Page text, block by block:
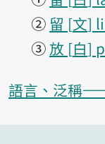
② 留 文
③ 放 白
語言、泛稱